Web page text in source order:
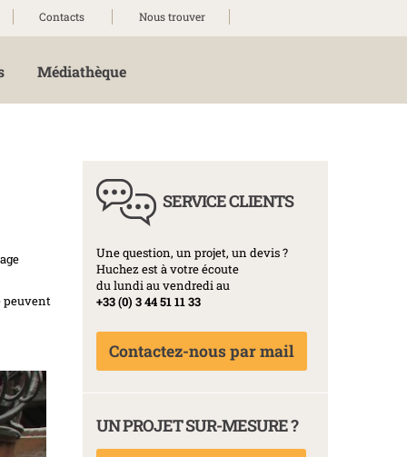
Contacts Nous trouver
Médiathèque
peuvent
SERVICE CLIENTS
Une question, un projet, un devis ?
Huchez est à votre écoute
du lundi au vendredi au
+33 (0) 3 44 51 11 33
Contactez-nous par mail
UN PROJET SUR-MESURE ?